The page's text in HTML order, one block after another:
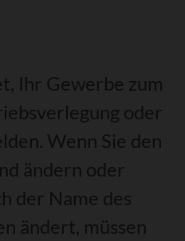
Ihr Gewerbe zum
oder
Wenn Sie den
ändern oder
der Name des
ändert, müssen